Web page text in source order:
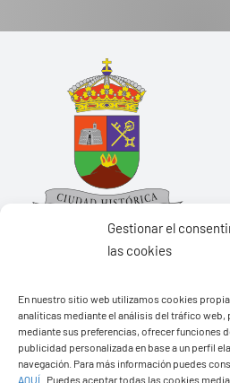
Gestionar el
las cookies
En nuestro sitio web utilizamos cookies
analíticas mediante el análisis del tráfico web,
mediante sus preferencias, ofrecer funciones
publicidad personalizada en base a un perfil
navegación. Para más información puedes
AQUÍ
Puedes aceptar todas las cookies
Ayuntamiento de Yaiza
Pza. de Los Remedios, 1
35570 – Yaiza
Tel:928 83 62 20